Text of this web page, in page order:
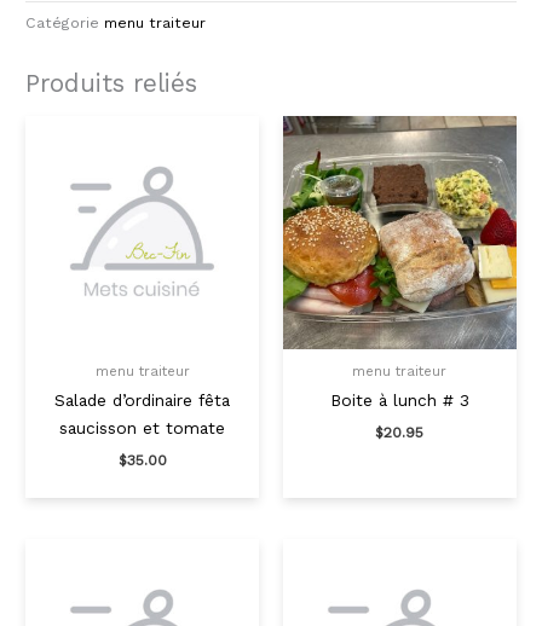
fins
Catégorie menu traiteur
Produits reliés
menu traiteur
Salade d’ordinaire fêta
saucisson et tomate
$35.00
menu traiteur
Boite à lunch # 3
$20.95